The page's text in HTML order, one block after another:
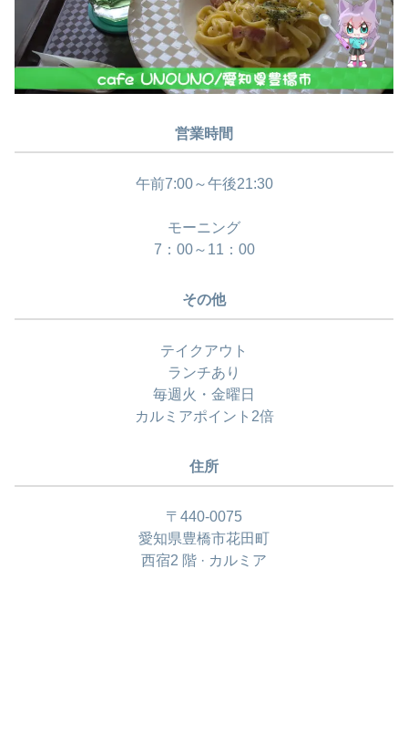
営業時間
午前7:00～午後21:30
モーニング
7：00～11：00
その他
テイクアウト
ランチあり
毎週火・金曜日
カルミアポイント2倍
住所
〒440-0075
愛知県豊橋市花田町
西宿2 階 · カルミア